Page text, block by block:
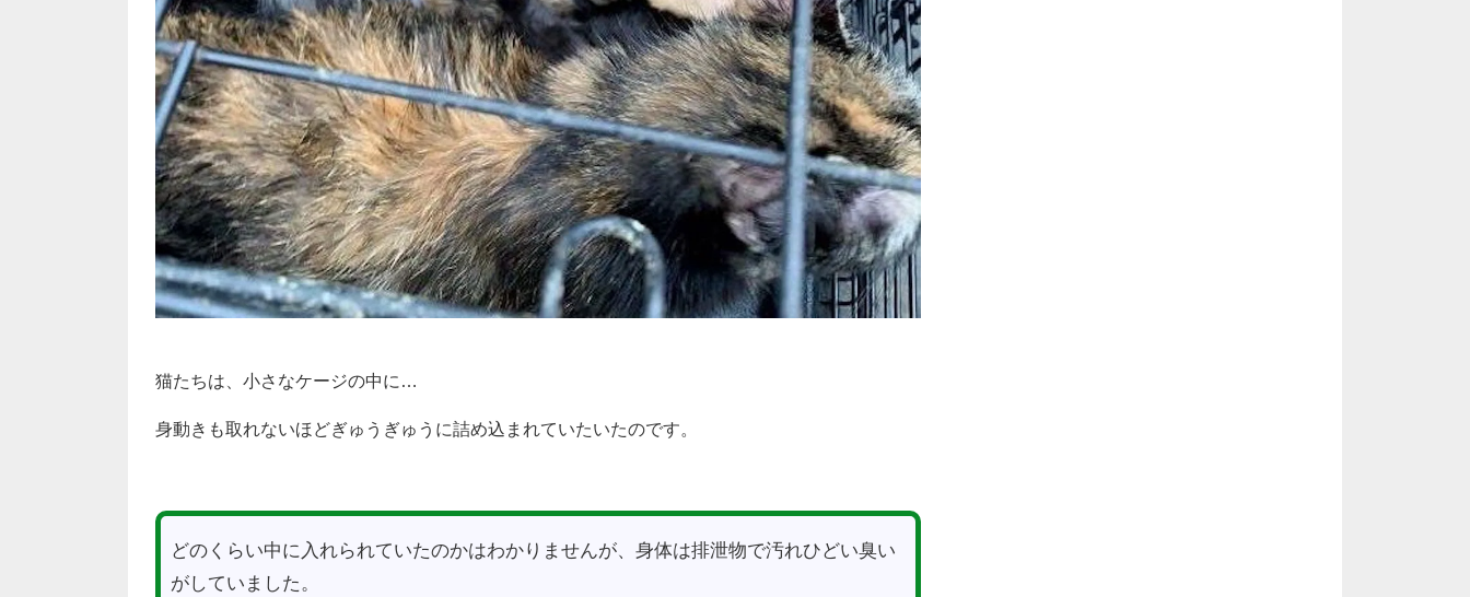
猫たちは、小さなケージの中に…
身動きも取れないほどぎゅうぎゅうに詰め込まれていたいたのです。
どのくらい中に入れられていたのかはわかりませんが、身体は排泄物で汚れひどい臭い
がしていました。